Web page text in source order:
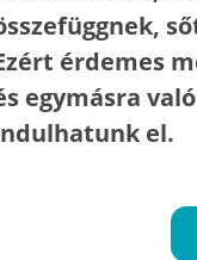
érdemes
egymásra
el.